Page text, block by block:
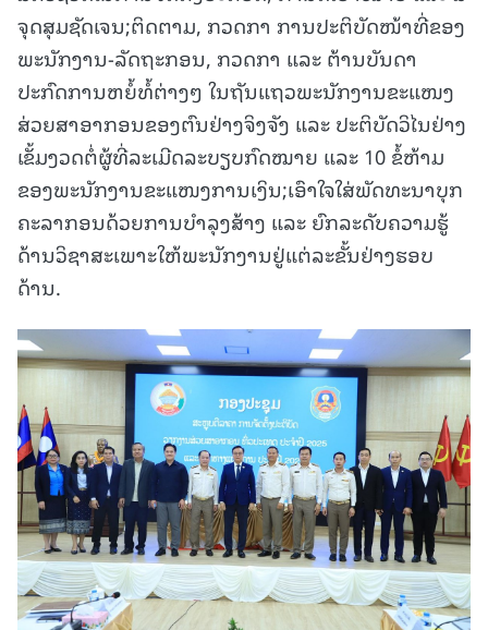
ຈຸດສຸມຊັດເຈນ;ຕິດຕາມ, ກວດກາ ການປະຕິບັດໜ້າທີ່ຂອງ
ພະນັກງານ-ລັດຖະກອນ, ກວດກາ ແລະ ຕ້ານບັນດາ
ປະກົດການຫຍໍ້ທໍ້ຕ່າງໆ ໃນຖັນແຖວພະນັກງານຂະແໜງ
ສ່ວຍສາອາກອນຂອງຕົນຢ່າງຈິງຈັງ ແລະ ປະຕິບັດວິໄນຢ່າງ
ເຂັ້ມງວດຕໍ່ຜູ້ທີ່ລະເມີດລະບຽບກົດໝາຍ ແລະ 10 ຂໍ້ຫ້າມ
ຂອງພະນັກງານຂະແໜງການເງິນ;ເອົາໃຈໃສ່ພັດທະນາບຸກ
ຄະລາກອນດ້ວຍການບຳລຸງສ້າງ ແລະ ຍົກລະດັບຄວາມຮູ້
ດ້ານວິຊາສະເພາະໃຫ້ພະນັກງານຢູ່ແຕ່ລະຂັ້ນຢ່າງຮອບ
ດ້ານ.